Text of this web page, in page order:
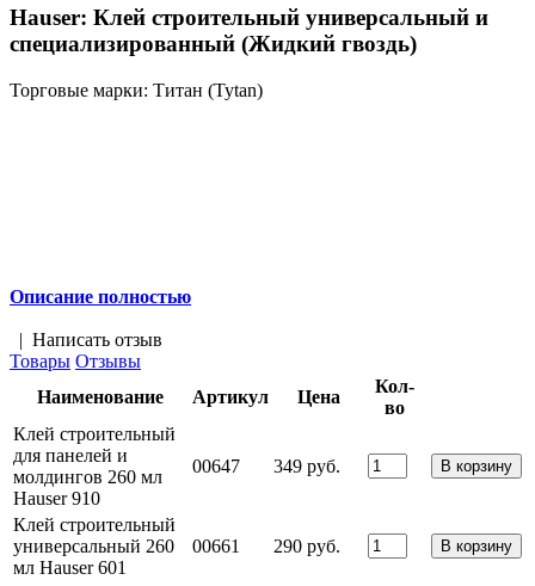
Hauser: Клей строительный универсальный и
специализированный (Жидкий гвоздь)
Торговые марки: Титан (Tytan)
Описание полностью
| Написать отзыв
Товары Отзывы
Наименование
Артикул Цена
Кол-
во
Клей строительный
для панелей и
молдингов 260 мл
Hauser 910
00647 349 руб.
Клей строительный
универсальный 260
мл Hauser 601
00661 290 руб.